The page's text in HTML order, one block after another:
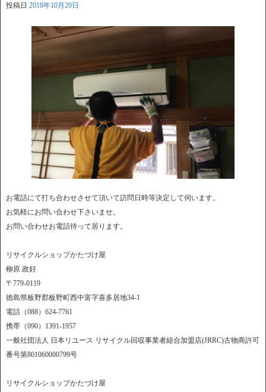
投稿日 2018年10月20日
お電話にて打ち合わせさせて頂いて訪問日時等決定して伺います。
お気軽にお問い合わせ下さいませ。
お問い合わせお電話待って居ります。
リサイクルショップかたづけ屋
柳原 政好
〒779-0119
徳島県板野郡板野町西中富字喜多居地34-1
電話（088）624-7761
携帯（090）1391-1957
一般社団法人 日本リユース リサイクル回収事業者組合加盟店(JRRC)古物商許可
番号第801060000799号
リサイクルショップかたづけ屋